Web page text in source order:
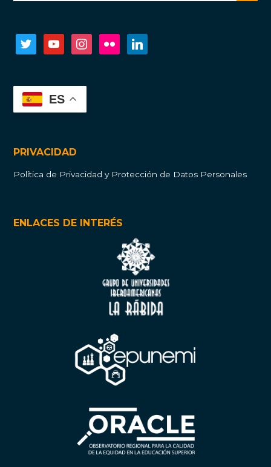
twitter youtube instagramflickr
ES
PRIVACIDAD
Política de Privacidad y Protección de Datos Personales
ENLACES DE INTERÉS